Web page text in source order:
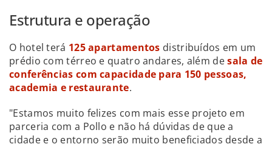
Estrutura e operação
O hotel terá 125 apartamentos distribuídos em um
prédio com térreo e quatro andares, além desala de
conferências com capacidade para 150 pessoas,
academia e restaurante.
"Estamos muito felizes com mais esse projeto em
parceria com a Pollo e não há dúvidas de que a
cidade e o entorno serão muito beneficiados desde a